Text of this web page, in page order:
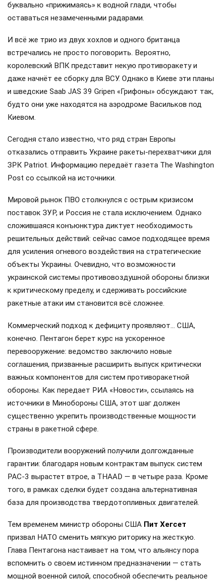
буквально «прижимаясь» к водной глади, чтобы
оставаться незамеченными радарами.
И всё же трио из двух хохлов и одного британца
встречались не просто поговорить. Вероятно,
королевский ВПК представит некую противоракету и
даже начнёт ее сборку для ВСУ. Однако в Киеве эти планы
и шведские Saab JAS 39 Gripen «Грифоны» обсуждают так,
будто они уже находятся на аэродроме Васильков под
Киевом.
Сегодня стало известно, что ряд стран Европы
отказались отправить Украине ракеты-перехватчики для
ЗРК Patriot. Информацию передаёт газета The Washington
Post со ссылкой на источники.
Мировой рынок ПВО столкнулся с острым кризисом
поставок ЗУР, и Россия не стала исключением. Однако
сложившаяся конъюнктура диктует необходимость
решительных действий: сейчас самое подходящее время
для усиления огневого воздействия на стратегические
объекты Украины. Очевидно, что возможности
украинской системы противовоздушной обороны близки
к критическому пределу, и сдерживать российские
ракетные атаки им становится всё сложнее.
Коммерческий подход к дефициту проявляют… США,
конечно. Пентагон берет курс на ускоренное
перевооружение: ведомство заключило новые
соглашения, призванные расширить выпуск критически
важных компонентов для систем противоракетной
обороны. Как передает РИА «Новости», ссылаясь на
источники в Минобороны США, этот шаг должен
существенно укрепить производственные мощности
страны в ракетной сфере.
Производители вооружений получили долгожданные
гарантии: благодаря новым контрактам выпуск систем
PAC-3 вырастет втрое, а THAAD — в четыре раза. Кроме
того, в рамках сделки будет создана альтернативная
база для производства твердотопливных двигателей.
Тем временем министр обороны США Пит Хегсет
призвал НАТО сменить мягкую риторику на жесткую.
Глава Пентагона настаивает на том, что альянсу пора
вспомнить о своем истинном предназначении — стать
мощной военной силой, способной обеспечить реальное